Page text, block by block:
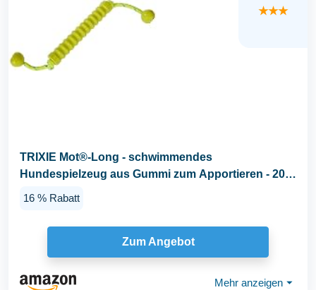
★★★
TRIXIE Mot®-Long - schwimmendes
Hundespielzeug aus Gummi zum Apportieren - 20
16 % Rabatt
Zum Angebot
Mehr anzeigen ⏷